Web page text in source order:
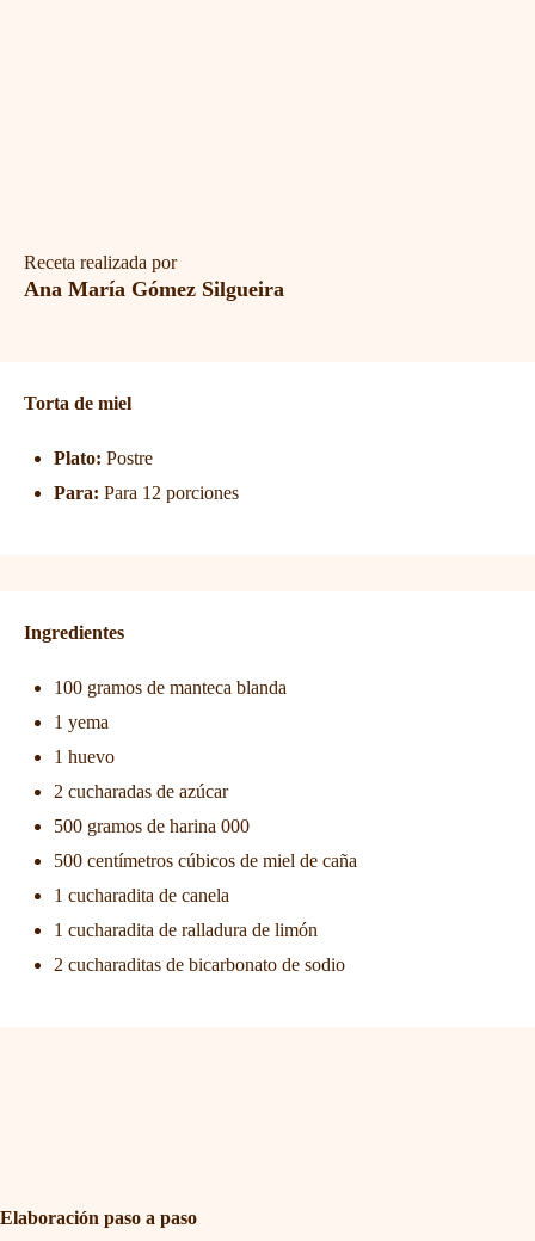
Receta realizada por
Ana María Gómez Silgueira
Torta de miel
Plato: Postre
Para: Para 12 porciones
Ingredientes
100 gramos de manteca blanda
1 yema
1 huevo
2 cucharadas de azúcar
500 gramos de harina 000
500 centímetros cúbicos de miel de caña
1 cucharadita de canela
1 cucharadita de ralladura de limón
2 cucharaditas de bicarbonato de sodio
Elaboración paso a paso